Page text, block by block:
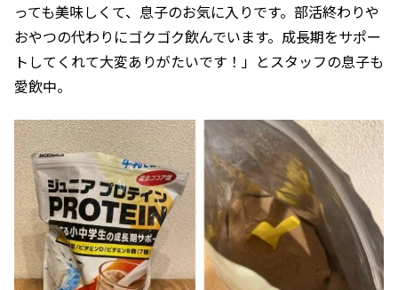
っても美味しくて、息子のお気に入りです。部活終わりや
おやつの代わりにゴクゴク飲んでいます。成長期をサポー
トしてくれて大変ありがたいです！」とスタッフの息子も
愛飲中。